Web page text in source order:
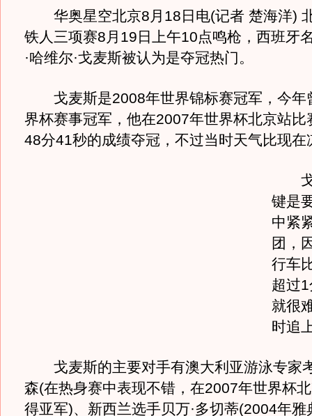
华奥星空北京8月18日电(记者 楚海洋)
铁人三项赛8月19日上午10点鸣枪，西班牙
·哈维尔·戈麦斯被认为是夺冠热门。
戈麦斯是2008年世界锦标赛冠军，今年
界杯赛事冠军，他在2007年世界杯北京站比
48分41秒的成绩夺冠，不过当时天气比现在
戈
键是
中紧
团，
行车
超过
就很
时追
戈麦斯的主要对手有澳大利亚游泳专家
森(在热身赛中表现不错，在2007年世界杯
得亚军)、新西兰选手贝万·多切蒂(2004年雅